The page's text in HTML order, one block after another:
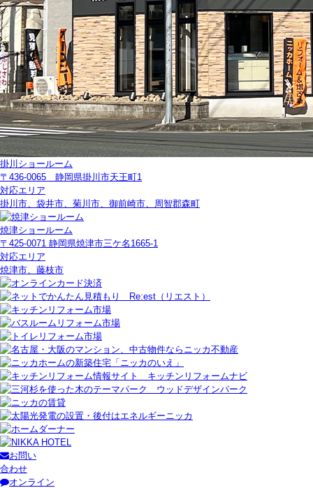
掛川ショールーム
〒436-0065 静岡県掛川市天王町1
対応エリア
掛川市、袋井市、菊川市、御前崎市、周智郡森町
焼津ショールーム
〒425-0071 静岡県焼津市三ケ名1665-1
対応エリア
焼津市、藤枝市
お問い
合わせ
オンライン